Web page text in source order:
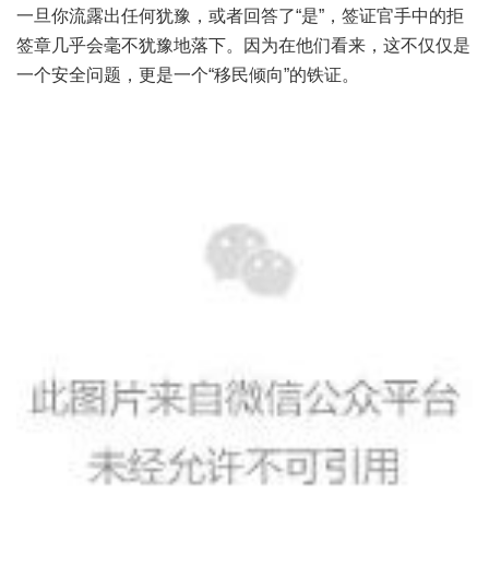
一旦你流露出任何犹豫，或者回答了“是”，签证官手中的拒
签章几乎会毫不犹豫地落下。因为在他们看来，这不仅仅是
一个安全问题，更是一个“移民倾向”的铁证。